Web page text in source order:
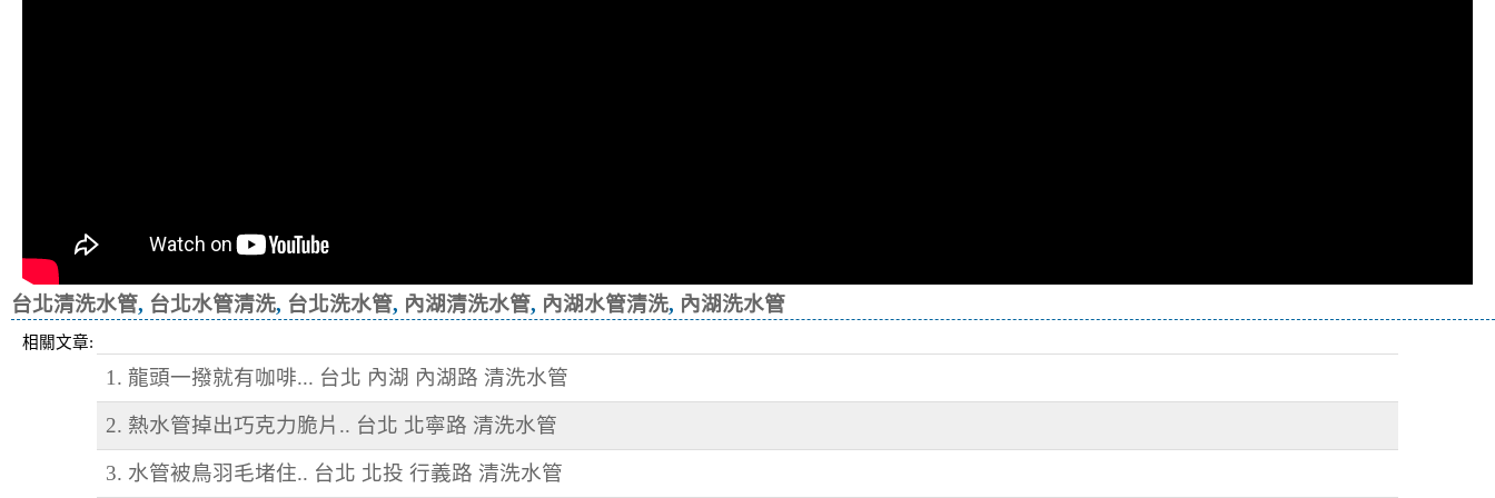
台北清洗水管, 台北水管清洗, 台北洗水管, 內湖清洗水管, 內湖水管清洗, 內湖洗水管
相關文章:
1. 龍頭一撥就有咖啡... 台北 內湖 內湖路 清洗水管
2. 熱水管掉出巧克力脆片.. 台北 北寧路 清洗水管
3. 水管被鳥羽毛堵住.. 台北 北投 行義路 清洗水管